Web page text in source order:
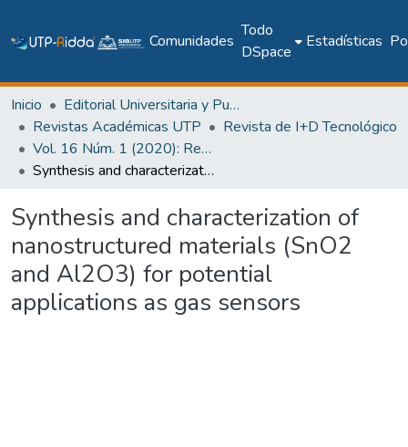
Comunidades
Todo
DSpace
Estadísticas
Inicio
Editorial Universitaria y Publicaciones Seriadas
Revistas Académicas UTP
Revista de I+D Tecnológico
Vol. 16 Núm. 1 (2020): Revista de I+D Tecnológico
Synthesis and characterization of nanostructured materials (SnO2 and Al2O3) for potential applications as gas sensors
Synthesis and characterization of
nanostructured materials (SnO2
and Al2O3) for potential
applications as gas sensors